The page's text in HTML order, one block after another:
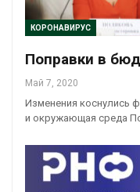
КОРОНАВИРУС
Поправки в
Май 7, 2020
Изменения коснулись
и окружающая среда